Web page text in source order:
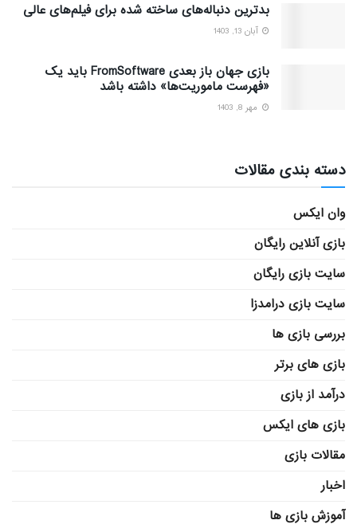
بدترین دنباله‌های ساخته شده برای فیلم‌های عالی
آبان 13, 1403
بازی جهان باز بعدی FromSoftware باید یک
«فهرست ماموریت‌ها» داشته باشد
مهر 8, 1403
دسته بندی مقالات
وان ایکس
بازی آنلاین رایگان
سایت بازی رایگان
سایت بازی درامدزا
بررسی بازی ها
بازی های برتر
درآمد از بازی
بازی های ایکس
مقالات بازی
اخبار
آموزش بازی ها